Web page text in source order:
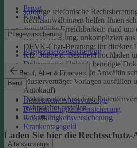
Privat
Kinder
Pflegeversicherung
Pflegezusatzversicherung
Beruf, Alter & Finanzen
Beruf
Betriebliche Altersvorsorge
Berufsunfähigkeitsversicherung
Grundfähigkeitsversicherung
Krankentagegeld
Altersvorsorge
sofortige telefonische
Rechtsanwält:innen helfen Ihnen
anwaltliche Erreichbarkeit: rund um
DEVK-Beratung: unkompliziert aus
DEVK-Chat-Beratung: Ihr direkter
Kfz-Bußgeld: Bescheid hochladen
Dokumenten-Upload: benötigte
an den Anwalt oder die Anwältin
Musterverträge: Vorlagen ausfüllen
Autokauf)
Dokumenten-Assistent:
rechtssicher erstellen
u. v. m.
Laden Sie hier die